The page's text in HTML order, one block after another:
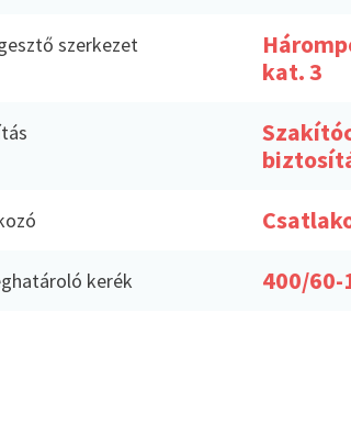
szerkezet
kat. 3
kerék 400/60-